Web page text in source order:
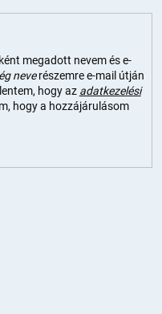
megadott nevem és e-
neverészemre e-mail útján
hogy az adatkezelési
hogy a hozzájárulásom